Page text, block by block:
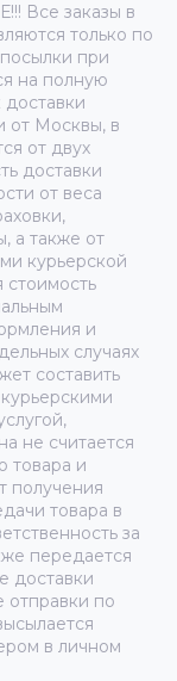
Все заказы в
только по
при
на полную
доставки
от Москвы, в
от двух
доставки
от веса
а также от
курьерской
стоимость
и
случаях
составить
не считается
товара и
получения
товара в
за
передается
доставки
отправки по
в личном